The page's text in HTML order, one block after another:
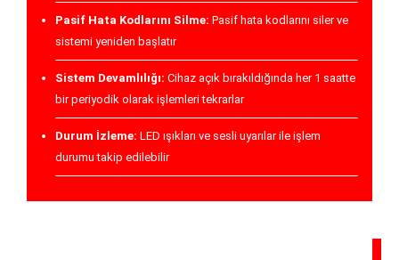
Pasif Hata Kodlarını Silme: Pasif hata kodlarını siler ve
sistemi yeniden başlatır
Sistem Devamlılığı: Cihaz açık bırakıldığında her 1 saatte
bir periyodik olarak işlemleri tekrarlar
Durum İzleme: LED ışıkları ve sesli uyarılar ile işlem
durumu takip edilebilir